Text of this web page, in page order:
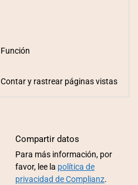
Función
Contar y rastrear páginas vistas
Compartir datos
Para más información, por
favor, lee la política de
privacidad de Complianz.